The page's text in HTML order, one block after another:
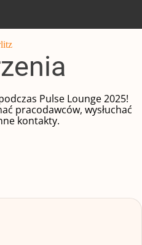
Pulse Lounge 2025!
pracodawców, wysłuchać
kontakty.